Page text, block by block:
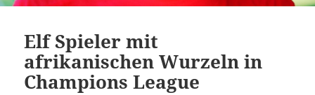
Elf Spieler mit
afrikanischen Wurzeln in
Champions League